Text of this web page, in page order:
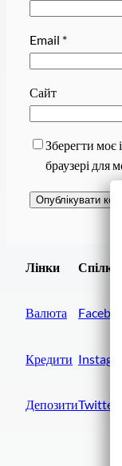
Email *
Сайт
Зберегти моє
браузері для
Лінки
Валюта
Кредити
Депозити
Спілки
Twitter